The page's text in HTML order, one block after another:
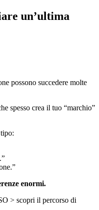
un’ultima
possono succedere molte
spesso crea il tuo “marchio”
enormi.
> scopri il percorso di